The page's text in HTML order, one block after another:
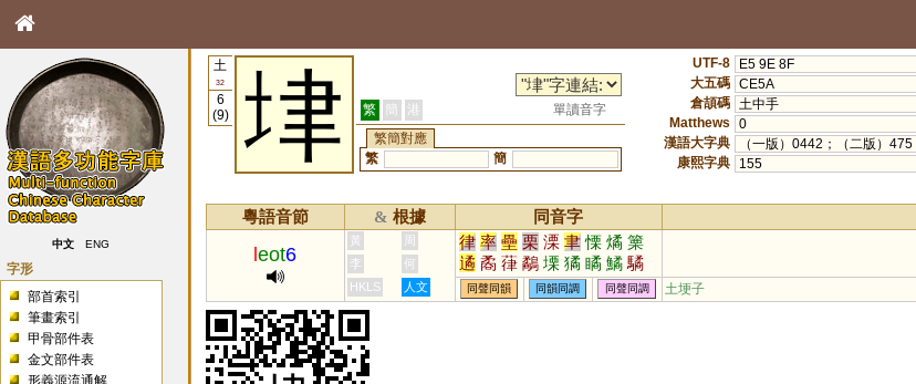
中文 ENG
字形
部首索引
筆畫索引
甲骨部件表
金文部件表
形義源流通解
土
32
6
(9)
垏 繁 簡 港
單讀音字
繁簡對應
繁
簡
UTF-8
E5 9E 8F
大五碼 CE5A
倉頡碼
土中手
Matthews
0
漢語大字典
（一版）0442；（二版）475
康熙字典
155
粵語音節 & 根據 同音字
leot6
黃 周 律 率 壘 栗 溧 聿 慄 燏 篥
遹 矞 葎 鷸 塛 獝 瞲 鱊 驈
繘 硉 嵂 搮 麜 瑮 噊 膟 鷅
繂
李
何
HKLS
人文 同聲同韻 同韻同調 同聲同調 土埂子